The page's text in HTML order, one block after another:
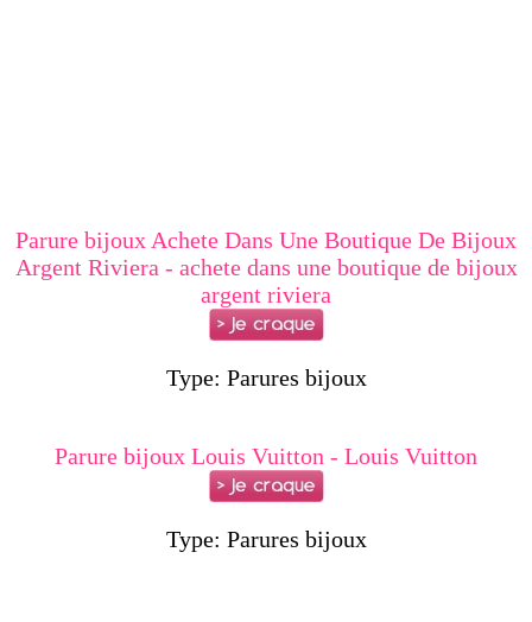
Parure bijoux Achete Dans Une Boutique De Bijoux
Argent Riviera - achete dans une boutique de bijoux
argent riviera
Type: Parures bijoux
Parure bijoux Louis Vuitton - Louis Vuitton
Type: Parures bijoux